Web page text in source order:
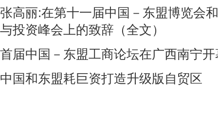
张高丽:在第十一届中国－东盟博览会
与投资峰会上的致辞（全文）
首届中国－东盟工商论坛在广西南宁开
中国和东盟耗巨资打造升级版自贸区